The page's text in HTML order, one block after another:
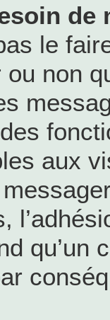
de
le
ou non
aux
qu’un